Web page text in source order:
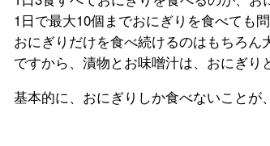
1日で最大10個までおにぎりを食べても問
おにぎりだけを食べ続けるのはもちろん
ですから、漬物とお味噌汁は、おにぎり
基本的に、おにぎりしか食べないことが